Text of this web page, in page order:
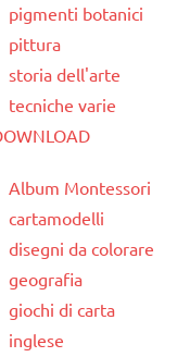
pigmenti botanici
pittura
storia dell'arte
tecniche varie
Album Montessori
cartamodelli
disegni da colorare
geografia
giochi di carta
inglese